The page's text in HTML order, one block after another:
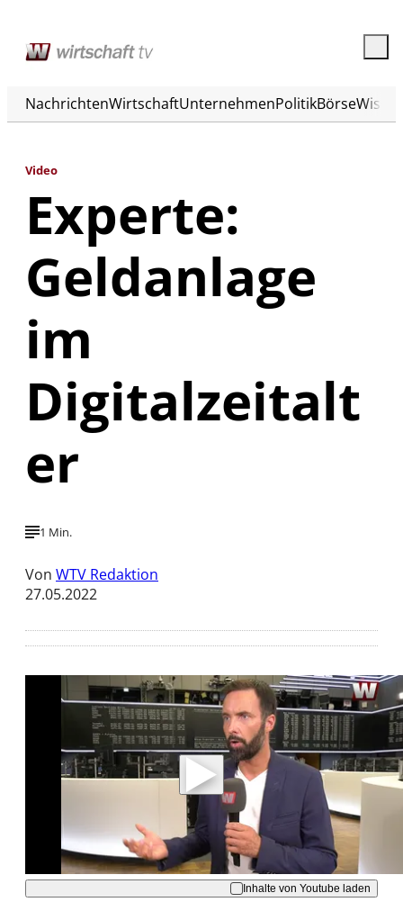
NachrichtenWirtschaftUnternehmenPolitikBörse
Video
Experte:
Geldanlage
im
Digitalzeitalt
er
1 Min.
Von WTV Redaktion
27.05.2022
Mit der Wiedergabe dieses Videos werden
Daten an Youtube übertragen.
Hinweise dazu erhalten Sie in derDatenschutzerklärung
Akzeptieren
Inhalte von Youtube laden